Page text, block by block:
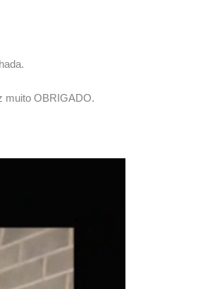
muito OBRIGADO.